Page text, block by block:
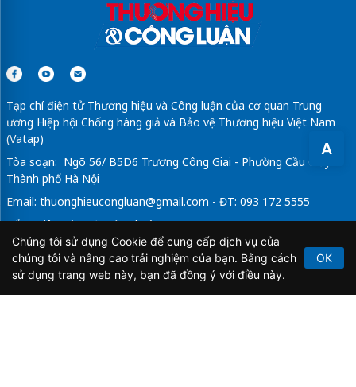
A
Tạp chí điện tử Thương hiệu và Công luận của cơ quan Trung
ương Hiệp hội Chống hàng giả và Bảo vệ Thương hiệu Việt Nam
(Vatap)
Tòa soạn: Ngõ 56/ B5D6 Trương Công Giai - Phường Cầu Giấy -
Thành phố Hà Nội
Email: thuonghieucongluan@gmail.com - ĐT: 093 172 5555
Tổng Biên Tập: Vũ Đức Thuận
Giấy phép hoạt động báo chí điện tử số 64/GP-BTTTT do Bộ
Thông tin và Truyền thông cấp ngày 21/2/2020.
Chúng tôi sử dụng Cookie để cung cấp dịch vụ của
chúng tôi và nâng cao trải nghiệm của bạn. Bằng cách
sử dụng trang web này, bạn đã đồng ý với điều này.
OK